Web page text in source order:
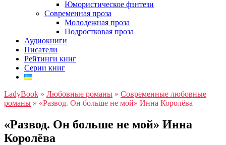
Юмористическое фэнтези
Современная проза
Молодежная проза
Подростковая проза
Аудиокниги
Писатели
Рейтинги книг
Серии книг
LadyBook » Любовные романы » Современные любовные
романы » «Развод. Он больше не мой» Инна Королёва
«Развод. Он больше не мой» Инна
Королёва